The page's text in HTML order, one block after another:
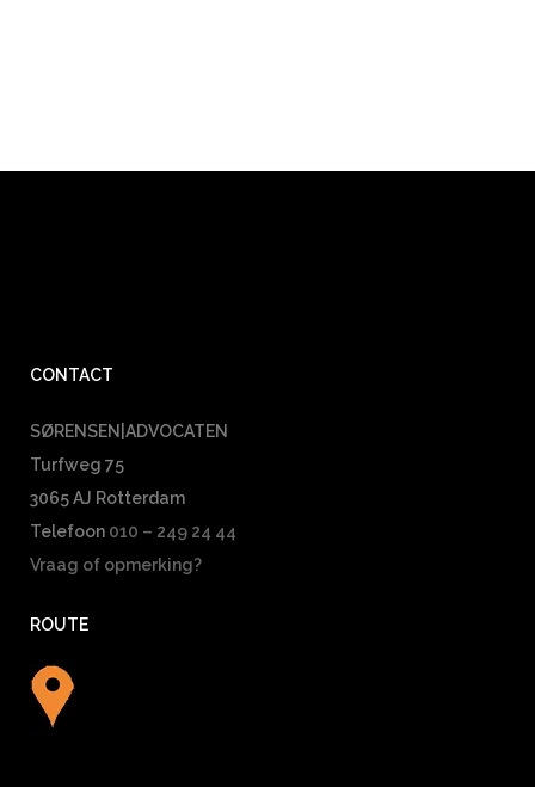
CONTACT
SØRENSEN|ADVOCATEN
Turfweg 75
3065 AJ Rotterdam
Telefoon 010 – 249 24 44
Vraag of opmerking?
ROUTE